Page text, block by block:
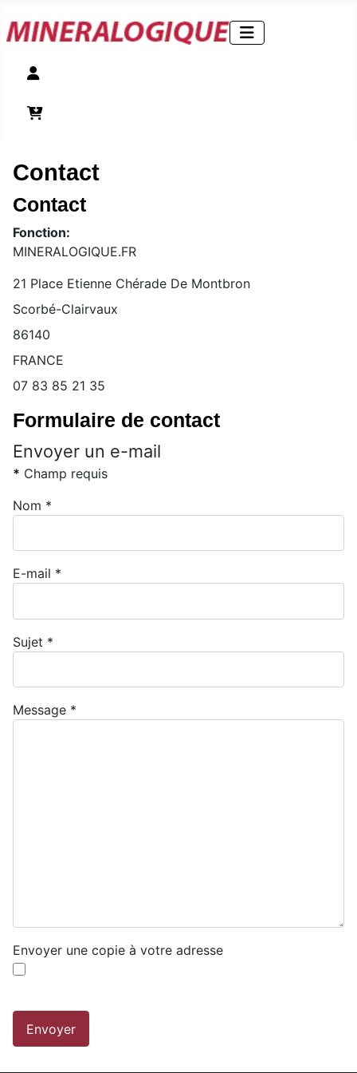
Contact
Contact
Fonction:
MINERALOGIQUE.FR
Adresse:
21 Place Etienne Chérade De Montbron
Scorbé-Clairvaux
86140
FRANCE
Téléphone:
07 83 85 21 35
Formulaire de contact
Envoyer un e-mail
* Champ requis
Nom *
E-mail *
Sujet *
Message *
Envoyer une copie à votre adresse
Envoyer